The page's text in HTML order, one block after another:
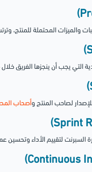
والميزات المحتملة للمنتج،
التي يجب أن ينجزها الفريق خلال
لصاحب المنتج وأصحاب
السبرنت لتقييم الأداء وتحسين